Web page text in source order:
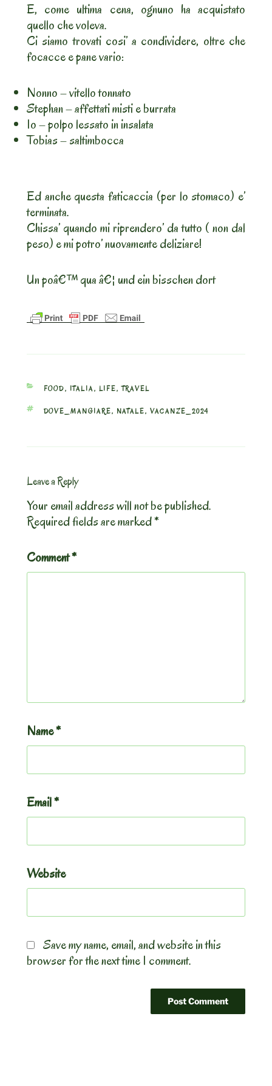
E, come ultima cena, ognuno ha acquistato
quello che voleva.
Ci siamo trovati cosi’ a condividere, oltre che
focacce e pane vario:
Nonno – vitello tonnato
Stephan – affettati misti e burrata
Io – polpo lessato in insalata
Tobias – saltimbocca
Ed anche questa faticaccia (per lo stomaco) e’
terminata.
Chissa’ quando mi riprendero’ da tutto ( non dal
peso) e mi potro’ nuovamente deliziare!
Un poâ€™ qua â€¦ und ein bisschen dort
CATEGORIES
FOOD, ITALIA, LIFE,TRAVEL
TAGS
DOVE_MANGIARE, NATALE, VACANZE_2024
Leave a Reply
Your email address will not be published.
Required fields are marked*
Comment*
Name*
Email*
Website
Save my name, email, and website in this
browser for the next time I comment.